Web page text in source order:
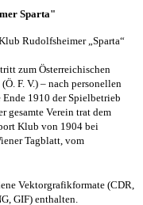
Sparta"
Rudolfsheimer „Sparta“
zum Österreichischen
F. V.) – nach personellen
Ende 1910 der Spielbetrieb
gesamte Verein trat dem
Klub von 1904 bei
Tagblatt, vom
Vektorgrafikformate (CDR,
GIF) enthalten.